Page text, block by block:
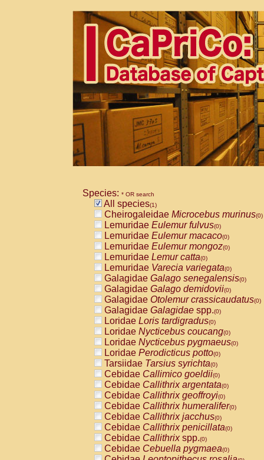
Species: * OR search
All species(1)
Cheirogaleidae Microcebus murinus(0)
Lemuridae Eulemur fulvus(0)
Lemuridae Eulemur macaco(0)
Lemuridae Eulemur mongoz(0)
Lemuridae Lemur catta(0)
Lemuridae Varecia variegata(0)
Galagidae Galago senegalensis(0)
Galagidae Galago demidovii(0)
Galagidae Otolemur crassicaudatus(0)
Galagidae Galagidae spp.(0)
Loridae Loris tardigradus(0)
Loridae Nycticebus coucang(0)
Loridae Nycticebus pygmaeus(0)
Loridae Perodicticus potto(0)
Tarsiidae Tarsius syrichta(0)
Cebidae Callimico goeldii(0)
Cebidae Callithrix argentata(0)
Cebidae Callithrix geoffroyi(0)
Cebidae Callithrix humeralifer(0)
Cebidae Callithrix jacchus(0)
Cebidae Callithrix penicillata(0)
Cebidae Callithrixspp.(0)
Cebidae Cebuella pygmaea(0)